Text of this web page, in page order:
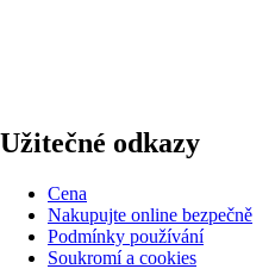
Užitečné odkazy
Cena
Nakupujte online bezpečně
Podmínky používání
Soukromí a cookies